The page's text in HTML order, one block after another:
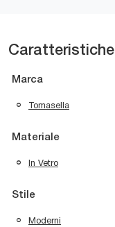
Caratteristiche
Marca
Tomasella
Materiale
In Vetro
Stile
Moderni